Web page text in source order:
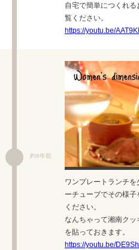
自宅で簡単につくれ
覧ください。
https://youtu.be/
約6年前
ワンプレートランチ
ーチューブでその様
ください。
なんちゃって湘南ク
を貼っておきます。
https://youtu.be/